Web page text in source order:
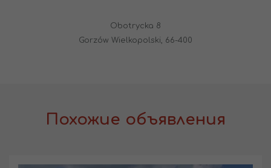
Obotrycka 8
Gorzów Wielkopolski, 66-400
Похожие объявления